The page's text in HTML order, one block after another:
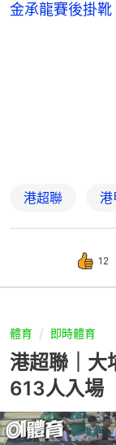
金承龍賽後掛靴
港超聯 港
12
體育 即時體育
港超聯｜大
613人入場